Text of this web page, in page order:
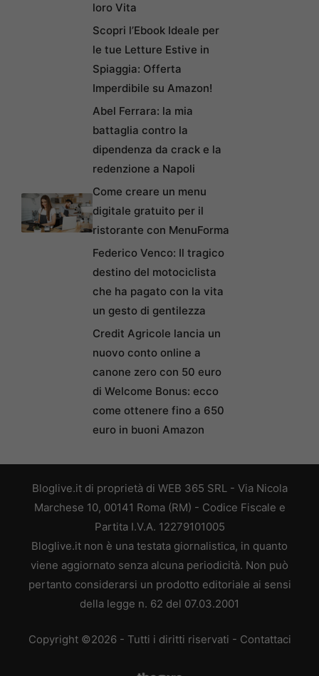
loro Vita
Scopri l’Ebook Ideale per
le tue Letture Estive in
Spiaggia: Offerta
Imperdibile su Amazon!
Abel Ferrara: la mia
battaglia contro la
dipendenza da crack e la
redenzione a Napoli
Come creare un menu
digitale gratuito per il
ristorante con MenuForma
Federico Venco: Il tragico
destino del motociclista
che ha pagato con la vita
un gesto di gentilezza
Credit Agricole lancia un
nuovo conto online a
canone zero con 50 euro
di Welcome Bonus: ecco
come ottenere fino a 650
euro in buoni Amazon
Bloglive.it di proprietà di WEB 365 SRL - Via Nicola
Marchese 10, 00141 Roma (RM) - Codice Fiscale e
Partita I.V.A. 12279101005
Bloglive.it non è una testata giornalistica, in quanto
viene aggiornato senza alcuna periodicità. Non può
pertanto considerarsi un prodotto editoriale ai sensi
della legge n. 62 del 07.03.2001
Copyright ©2026 - Tutti i diritti riservati - Contattaci